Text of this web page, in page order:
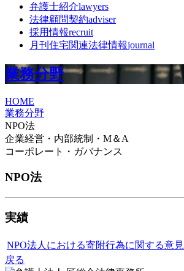
弁護士紹介lawyers
法律顧問契約adviser
採用情報recruit
月刊住宅関連法律情報journal
業務分野
HOME
業務分野
NPO法
企業経営・内部統制・M＆A
コーポレート・ガバナンス
NPO法
実績
NPO法人における寄附行為に関する意見
戻る